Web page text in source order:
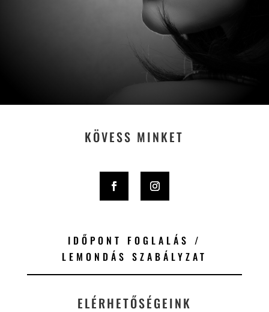
KÖVESS MINKET
IDŐPONT FOGLALÁS /
LEMONDÁS SZABÁLYZAT
ELÉRHETŐSÉGEINK